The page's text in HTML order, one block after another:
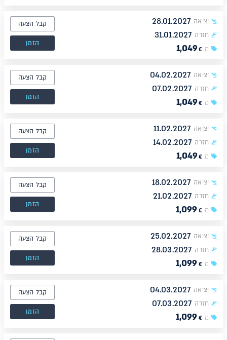
יציאה 28.01.2027
חזרה 31.01.2027
מ 1,049 €
קבל הצעה
הזמן
יציאה 04.02.2027
חזרה 07.02.2027
מ 1,049 €
קבל הצעה
הזמן
יציאה 11.02.2027
חזרה 14.02.2027
מ 1,049 €
קבל הצעה
הזמן
יציאה 18.02.2027
חזרה 21.02.2027
מ 1,099 €
קבל הצעה
הזמן
יציאה 25.02.2027
חזרה 28.03.2027
מ 1,099 €
קבל הצעה
הזמן
יציאה 04.03.2027
חזרה 07.03.2027
מ 1,099 €
קבל הצעה
הזמן